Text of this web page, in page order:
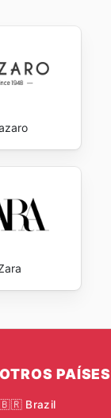
OTROS PAÍSES
🇧🇷 Brazil